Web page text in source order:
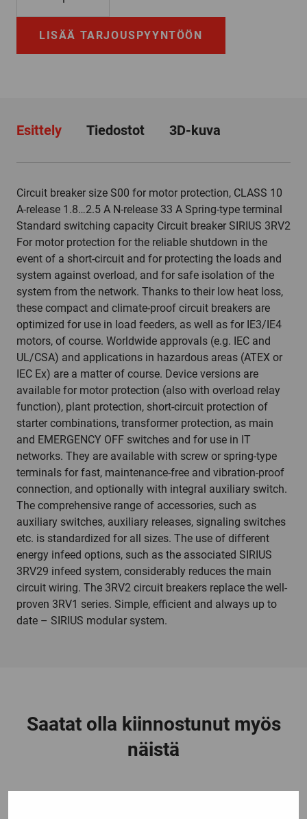
määrä
LISÄÄ TARJOUSPYYNTÖÖN
Esittely Tiedostot 3D-kuva
Circuit breaker size S00 for motor protection, CLASS 10
A-release 1.8…2.5 A N-release 33 A Spring-type terminal
Standard switching capacity Circuit breaker SIRIUS 3RV2
For motor protection for the reliable shutdown in the
event of a short-circuit and for protecting the loads and
system against overload, and for safe isolation of the
system from the network. Thanks to their low heat loss,
these compact and climate-proof circuit breakers are
optimized for use in load feeders, as well as for IE3/IE4
motors, of course. Worldwide approvals (e.g. IEC and
UL/CSA) and applications in hazardous areas (ATEX or
IEC Ex) are a matter of course. Device versions are
available for motor protection (also with overload relay
function), plant protection, short-circuit protection of
starter combinations, transformer protection, as main
and EMERGENCY OFF switches and for use in IT
networks. They are available with screw or spring-type
terminals for fast, maintenance-free and vibration-proof
connection, and optionally with integral auxiliary switch.
The comprehensive range of accessories, such as
auxiliary switches, auxiliary releases, signaling switches
etc. is standardized for all sizes. The use of different
energy infeed options, such as the associated SIRIUS
3RV29 infeed system, considerably reduces the main
circuit wiring. The 3RV2 circuit breakers replace the well-
proven 3RV1 series. Simple, efficient and always up to
date – SIRIUS modular system.
Saatat olla kiinnostunut myös
näistä